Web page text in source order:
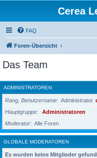
Cerea
FAQ
Foren-Übersicht
Das Team
ADMINISTRATOREN
Rang, Benutzername Administrator
Hauptgruppe
Administratoren
Moderator
Alle Foren
GLOBALE MODERATOREN
Es wurden keine Mitglieder